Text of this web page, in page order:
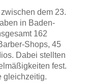
dem 23.
in Baden-
162
Shops, 45
Dabei stellten
fest.
gleichzeitig.